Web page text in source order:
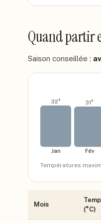
Quand partir
Saison conseillée :
32°
Jan
31°
Fév
Températures
Mois
(°C)